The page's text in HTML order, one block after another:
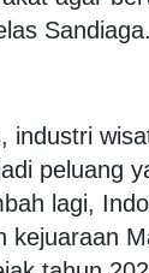
Sandiaga.
industri
peluang
lagi,
kejuaraan